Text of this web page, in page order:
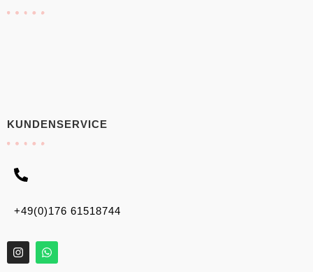
KUNDENSERVICE
+49(0)176 61518744